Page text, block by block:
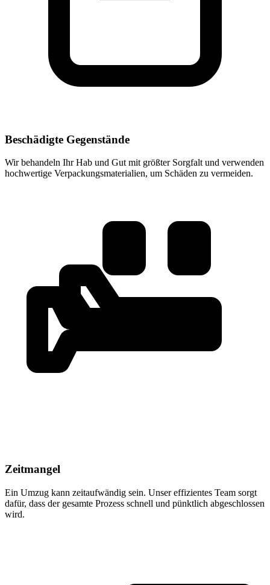
Beschädigte Gegenstände
Wir behandeln Ihr Hab und Gut mit größter Sorgfalt und verwenden
hochwertige Verpackungsmaterialien, um Schäden zu vermeiden.
Zeitmangel
Ein Umzug kann zeitaufwändig sein. Unser effizientes Team sorgt
dafür, dass der gesamte Prozess schnell und pünktlich abgeschlossen
wird.